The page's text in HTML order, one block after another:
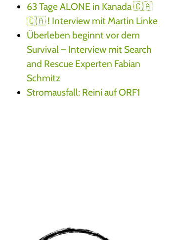
63 Tage ALONE in Kanada 🇨🇦
🇨🇦 ! Interview mit Martin Linke
Überleben beginnt vor dem
Survival – Interview mit Search
and Rescue Experten Fabian
Schmitz
Stromausfall: Reini auf ORF1